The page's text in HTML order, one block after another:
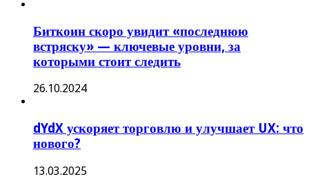
Биткоин скоро увидит «последнюю
встряску» — ключевые уровни, за
которыми стоит следить
26.10.2024
dYdX ускоряет торговлю и улучшает UX: что
нового?
13.03.2025